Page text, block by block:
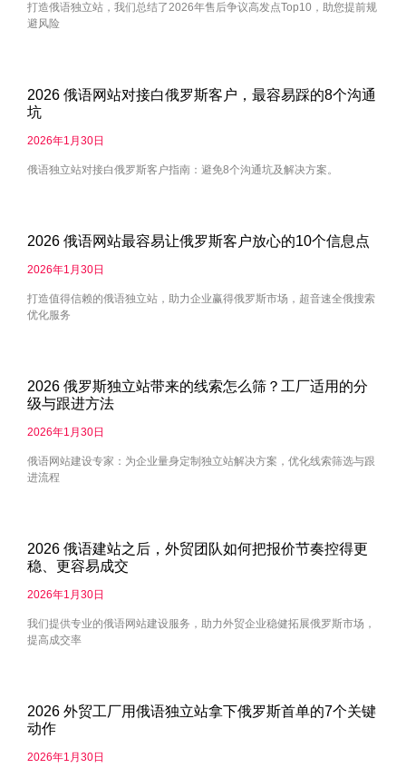
打造俄语独立站，我们总结了2026年售后争议高发点Top10，助您提前规
避风险
2026 俄语网站对接白俄罗斯客户，最容易踩的8个沟通
坑
2026年1月30日
俄语独立站对接白俄罗斯客户指南：避免8个沟通坑及解决方案。
2026 俄语网站最容易让俄罗斯客户放心的10个信息点
2026年1月30日
打造值得信赖的俄语独立站，助力企业赢得俄罗斯市场，超音速全俄搜索
优化服务
2026 俄罗斯独立站带来的线索怎么筛？工厂适用的分
级与跟进方法
2026年1月30日
俄语网站建设专家：为企业量身定制独立站解决方案，优化线索筛选与跟
进流程
2026 俄语建站之后，外贸团队如何把报价节奏控得更
稳、更容易成交
2026年1月30日
我们提供专业的俄语网站建设服务，助力外贸企业稳健拓展俄罗斯市场，
提高成交率
2026 外贸工厂用俄语独立站拿下俄罗斯首单的7个关键
动作
2026年1月30日